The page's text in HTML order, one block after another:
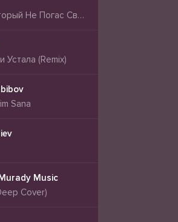
Свет Который Не Погас Свет Сильнее Тьмы
Устала (Remix)
Sana
Music
Cover)